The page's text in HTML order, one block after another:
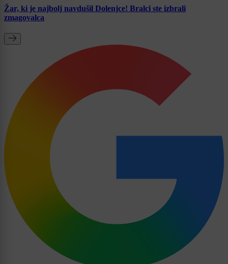
Žar, ki je najbolj navdušil Dolenjce! Bralci ste izbrali
zmagovalca